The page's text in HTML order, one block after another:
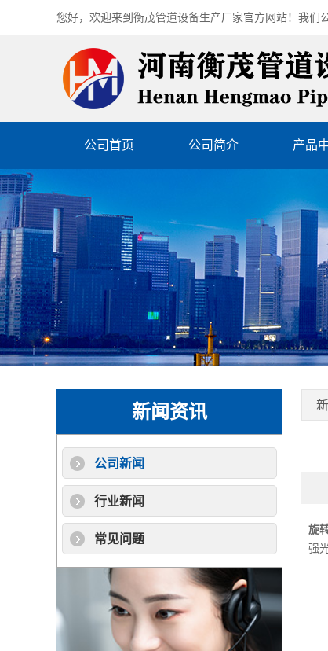
您好，欢迎来到 衡茂管道设备生产厂家官方网站！我们
公司首页 公司简介 产品
新闻资讯
公司新闻
行业新闻
常见问题
旋
强